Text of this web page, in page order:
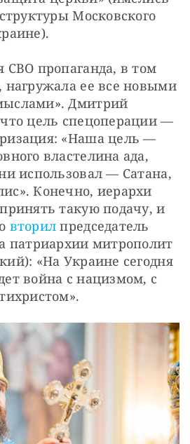
Московского
СВО пропаганда, в том
нагружала ее все новыми
Дмитрий
цель спецоперации —
«Наша цель —
властелина ада,
использовал — Сатана,
Конечно, иерархи
такую подачу, и
вторил председатель
патриархии митрополит
«На Украине сегодня
война с нацизмом, с